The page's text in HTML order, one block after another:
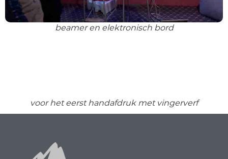
beamer en elektronisch bord
voor het eerst handafdruk met vingerverf